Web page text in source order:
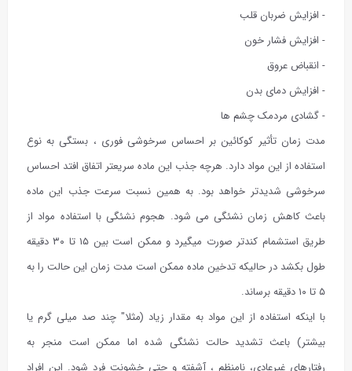
- افزایش ضربان قلب
- افزایش فشار خون
- انقباض عروق
- افزایش دمای بدن
- گشادی مردمک چشم ها
مدت زمان تأثیر کوکائین بر احساس سرخوشی فوری ، بستگی به نوع
استفاده از این مواد دارد. هرچه جذب این ماده سریعتر اتفاق افتد احساس
سرخوشی شدیدتر خواهد بود. به همین نسبت سرعت جذب این ماده
باعث کاهش زمان نشئگی می شود. هجوم نشئگی با استفاده مواد از
طریق استشمام کندتر صورت میگیرد و ممکن است بین ۱۵ تا ۳۰ دقیقه
طول بکشد در حالیکه تدخین ماده ممکن است مدت زمان این حالت را به
۵ تا ۱۰ دقیقه برساند.
با اینکه استفاده از این مواد به مقدار زیاد (مثلا" چند صد میلی گرم یا
بیشتر) باعث تشدید حالت نشئگی شده اما ممکن است منجر به
رفتارهای غیرعادی، نامنظم ، آشفته و حتی خشونت فرد شود. این افراد